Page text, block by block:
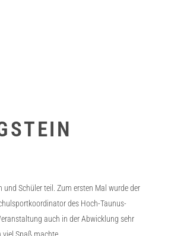
Schüler teil. Zum ersten Mal wurde der
des Hoch-Taunus-
auch in der Abwicklung sehr